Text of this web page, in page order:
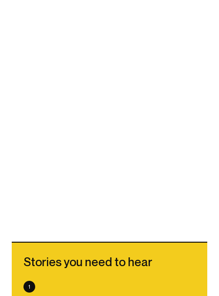
Stories you need to hear
1